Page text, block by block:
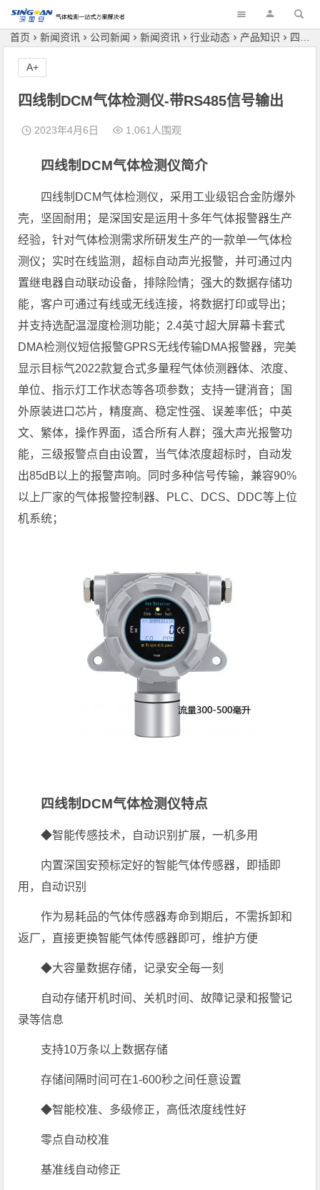
深国安
首页 新闻资讯 公司新闻 新闻资讯 行业动态 产品知识 四线制DCM气体检测仪-带RS485信号输出
四线制DCM气体检测仪-带RS485信号输出
2023年4月6日 1,061人围观
四线制DCM气体检测仪简介
四线制DCM气体检测仪，采用工业级铝合金防爆外
壳，坚固耐用；是深国安是运用十多年气体报警器生产
经验，针对气体检测需求所研发生产的一款单一气体检
测仪；实时在线监测，超标自动声光报警，并可通过内
置继电器自动联动设备，排除险情；强大的数据存储功
能，客户可通过有线或无线连接，将数据打印或导出；
并支持选配温湿度检测功能；2.4英寸超大屏幕卡套式
DMA检测仪短信报警GPRS无线传输DMA报警器，完美
显示目标气2022款复合式多量程气体侦测器体、浓度、
单位、指示灯工作状态等各项参数；支持一键消音；国
外原装进口芯片，精度高、稳定性强、误差率低；中英
文、繁体，操作界面，适合所有人群；强大声光报警功
能，三级报警点自由设置，当气体浓度超标时，自动发
出85dB以上的报警声响。同时多种信号传输，兼容90%
以上厂家的气体报警控制器、PLC、DCS、DDC等上位
机系统；
四线制DCM气体检测仪特点
◆智能传感技术，自动识别扩展，一机多用
内置深国安预标定好的智能气体传感器，即插即
用，自动识别
作为易耗品的气体传感器寿命到期后，不需拆卸和
返厂，直接更换智能气体传感器即可，维护方便
◆大容量数据存储，记录安全每一刻
自动存储开机时间、关机时间、故障记录和报警记
录等信息
支持10万条以上数据存储
存储间隔时间可在1-600秒之间任意设置
◆智能校准、多级修正，高低浓度线性好
零点自动校准
基准线自动修正
A+